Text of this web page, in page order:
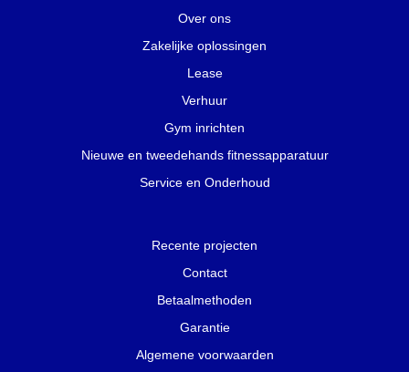
Over ons
Zakelijke oplossingen
Lease
Verhuur
Gym inrichten
Nieuwe en tweedehands fitnessapparatuur
Service en Onderhoud
Recente projecten
Contact
Betaalmethoden
Garantie
Algemene voorwaarden